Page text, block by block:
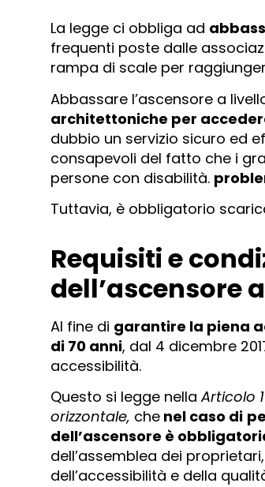
La legge ci obbliga ad
frequenti poste dalle
rampa di scale per
Abbassare l’ascensore a
architettoniche per
dubbio un servizio sicuro ed
consapevoli del fatto che i
persone con disabilità.
Tuttavia, è obbligatorio
Requisiti e
dell’ascensore
Al fine di garantire la piena
di 70 anni, dal 4 dicembre
accessibilità.
Questo si legge nella Articolo
orizzontale, che nel caso di
dell’ascensore è
dell’assemblea dei
dell’accessibilità e della